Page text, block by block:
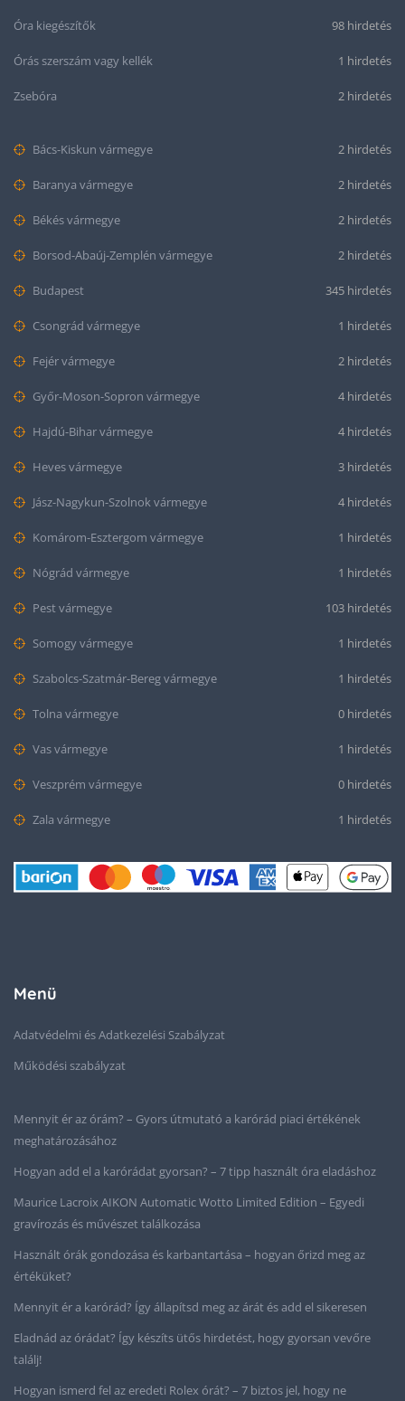
Óra kiegészítők 98 hirdetés
Órás szerszám vagy kellék 1 hirdetés
Zsebóra 2 hirdetés
Bács-Kiskun vármegye 2 hirdetés
Baranya vármegye 2 hirdetés
Békés vármegye 2 hirdetés
Borsod-Abaúj-Zemplén vármegye 2 hirdetés
Budapest 345 hirdetés
Csongrád vármegye 1 hirdetés
Fejér vármegye 2 hirdetés
Győr-Moson-Sopron vármegye 4 hirdetés
Hajdú-Bihar vármegye 4 hirdetés
Heves vármegye 3 hirdetés
Jász-Nagykun-Szolnok vármegye 4 hirdetés
Komárom-Esztergom vármegye 1 hirdetés
Nógrád vármegye 1 hirdetés
Pest vármegye 103 hirdetés
Somogy vármegye 1 hirdetés
Szabolcs-Szatmár-Bereg vármegye 1 hirdetés
Tolna vármegye 0 hirdetés
Vas vármegye 1 hirdetés
Veszprém vármegye 0 hirdetés
Zala vármegye 1 hirdetés
Menü
Adatvédelmi és Adatkezelési Szabályzat
Működési szabályzat
Mennyit ér az órám? – Gyors útmutató a karórád piaci értékének
meghatározásához
Hogyan add el a karórádat gyorsan? – 7 tipp használt óra eladáshoz
Maurice Lacroix AIKON Automatic Wotto Limited Edition – Egyedi
gravírozás és művészet találkozása
Használt órák gondozása és karbantartása – hogyan őrizd meg az
értéküket?
Mennyit ér a karórád? Így állapítsd meg az árát és add el sikeresen
Eladnád az órádat? Így készíts ütős hirdetést, hogy gyorsan vevőre
találj!
Hogyan ismerd fel az eredeti Rolex órát? – 7 biztos jel, hogy ne